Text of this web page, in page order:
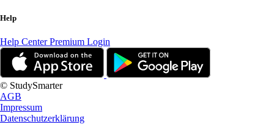
Help
Help CenterPremium Login
© StudySmarter
AGB
Impressum
Datenschutzerklärung